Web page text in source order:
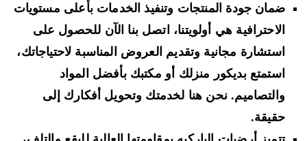
ضمان جودة المنتجات وتنفيذ الخدمات بأعلى مستويات
الاحترافية هي أولويتنا، اتصل بنا الآن للحصول على
استشارة مجانية وتقديم العروض المناسبة لاحتياجاتك،
استمتع بديكور منزلك أو مكتبك بأفضل المواد
والتصاميم. نحن هنا لخدمتك وتحويل أفكارك إلى
حقيقة.